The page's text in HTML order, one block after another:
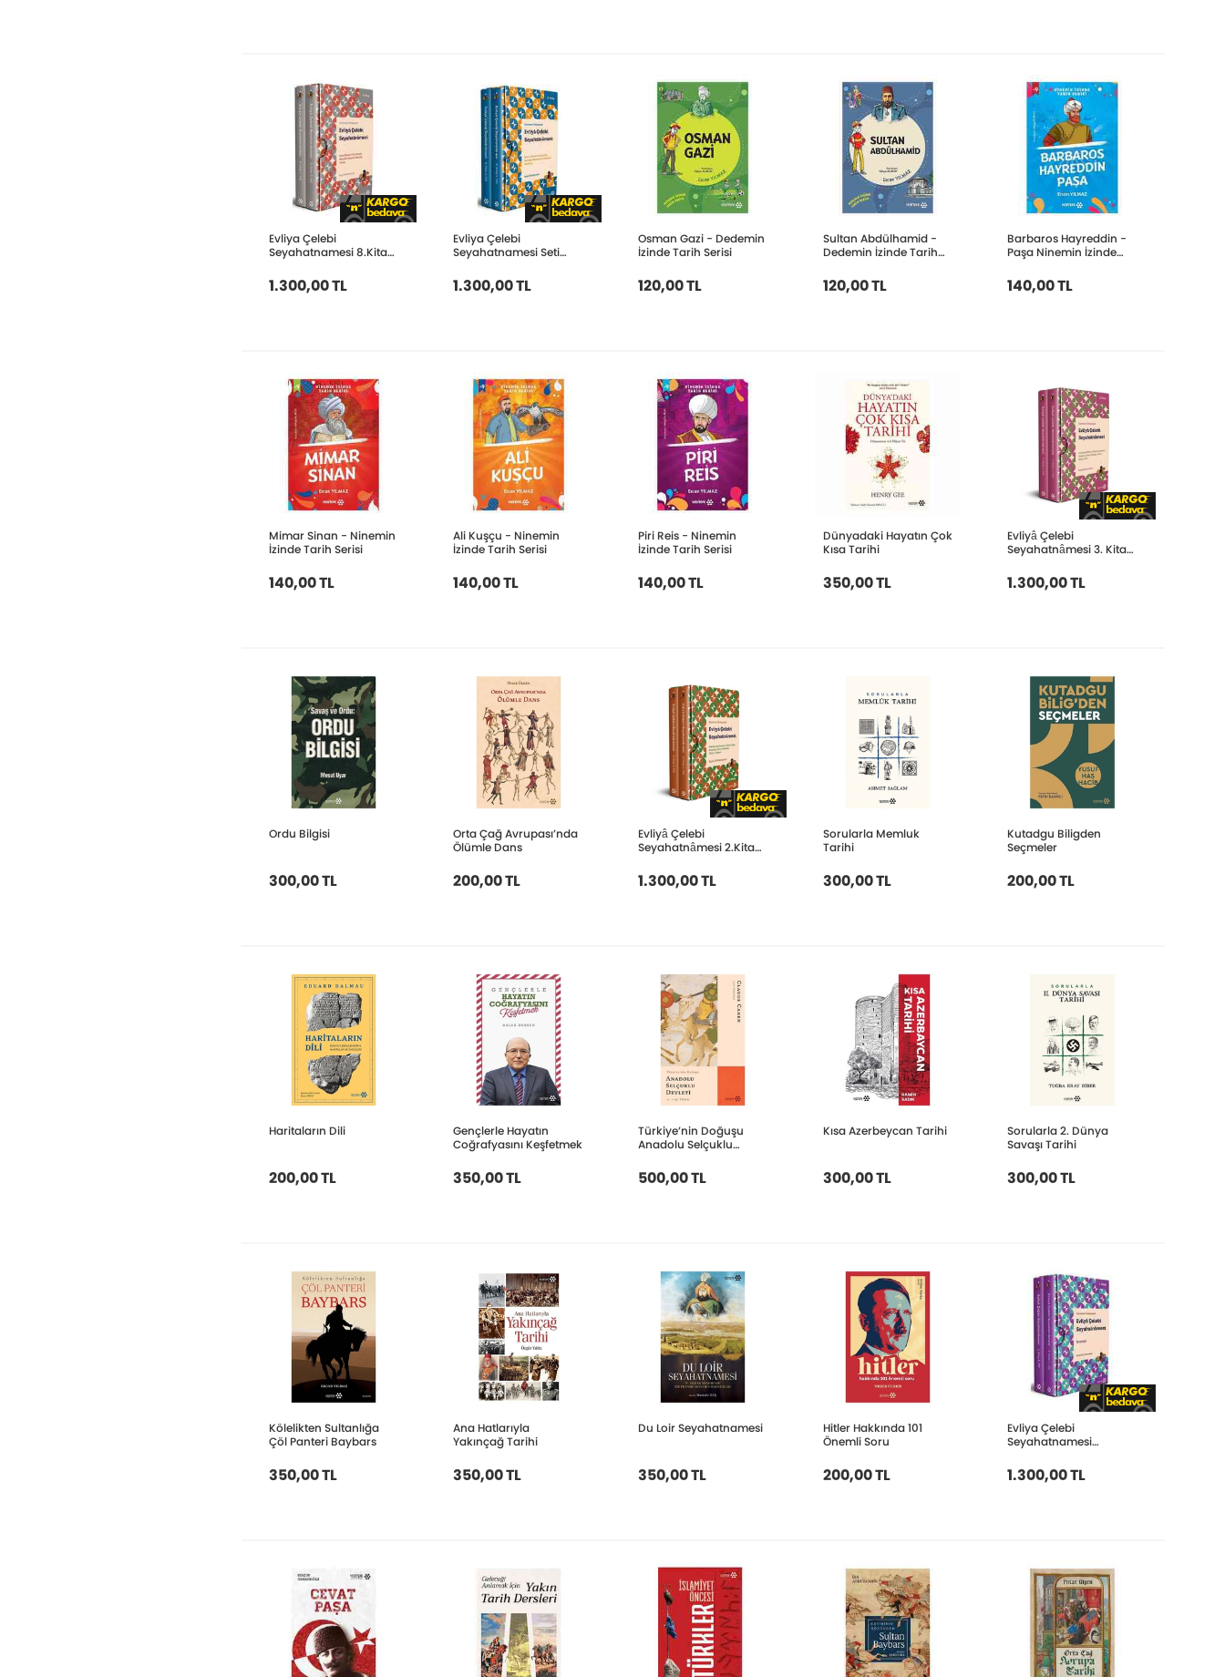
Evliya Çelebi
Seyahatnamesi 8.Kitap
1.300,00 TL
Evliya Çelebi
Seyahatnamesi Seti
Ciltli
1.300,00 TL
Osman Gazi - Dedemin
İzinde Tarih Serisi
120,00 TL
Sultan Abdülhamid -
Dedemin İzinde Tarih
120,00 TL
Barbaros Hayreddin -
Paşa Ninemin İzinde
140,00 TL
Mimar Sinan - Ninemin
İzinde Tarih Serisi
140,00 TL
Ali Kuşçu - Ninemin
İzinde Tarih Serisi
140,00 TL
Piri Reis - Ninemin
İzinde Tarih Serisi
140,00 TL
Dünyadaki Hayatın Çok
Kısa Tarihi
350,00 TL
Evliyâ Çelebi
Seyahatnâmesi 3. Kitap
Edirne-Filistin-İstan
1.300,00 TL
Ordu Bilgisi
300,00 TL
Orta Çağ Avrupası’nda
Ölümle Dans
200,00 TL
Evliyâ Çelebi
Seyahatnâmesi 2.Kitap
Azerbaycan, Bursa,
Bolu,Trabzon
1.300,00 TL
Sorularla Memluk
Tarihi
300,00 TL
Kutadgu Biligden
Seçmeler
200,00 TL
Haritaların Dili
200,00 TL
Gençlerle Hayatın
Coğrafyasını Keşfetmek
350,00 TL
Türkiye’nin Doğuşu
Anadolu Selçuklu
500,00 TL
Kısa Azerbeycan Tarihi
300,00 TL
Sorularla 2. Dünya
Savaşı Tarihi
300,00 TL
Kölelikten Sultanlığa
Çöl Panteri Baybars
350,00 TL
Ana Hatlarıyla
Yakınçağ Tarihi
350,00 TL
Du Loir Seyahatnamesi
350,00 TL
Hitler Hakkında 101
Önemli Soru
200,00 TL
Evliya Çelebi
Seyahatnamesi
(Kutulu) Ciltsiz
1.300,00 TL